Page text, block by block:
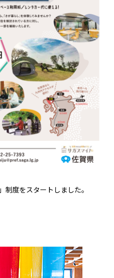
制度をスタートしました。